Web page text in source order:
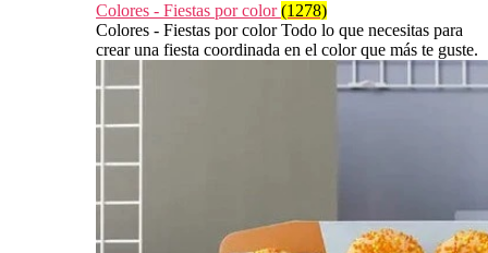
Colores - Fiestas por color(1278)
Colores - Fiestas por color Todo lo que necesitas para
crear una fiesta coordinada en el color que más te guste.